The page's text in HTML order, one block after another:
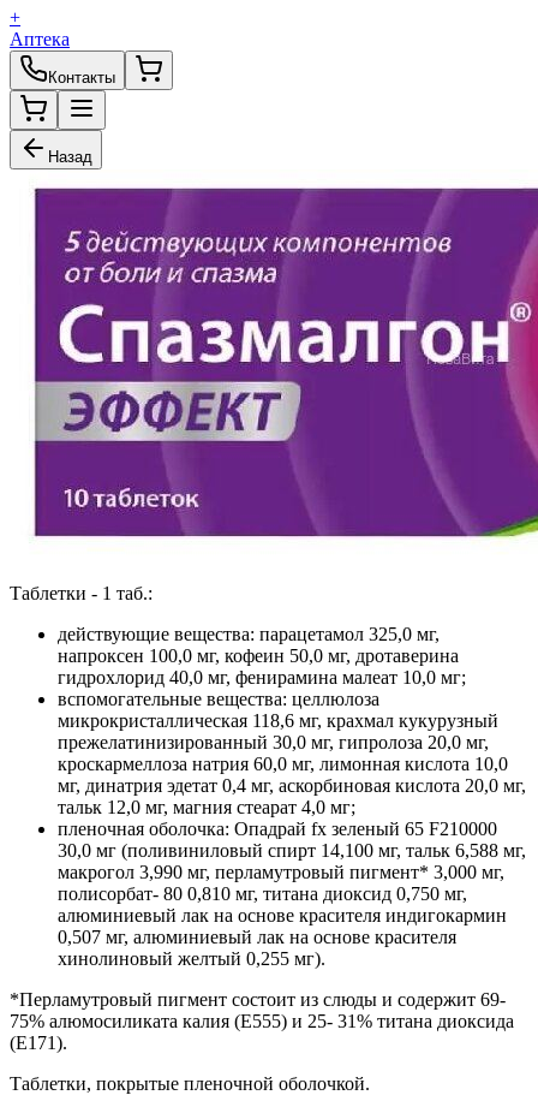
+
Аптека
Контакты
Назад
Таблетки - 1 таб.:
действующие вещества: парацетамол 325,0 мг,
напроксен 100,0 мг, кофеин 50,0 мг, дротаверина
гидрохлорид 40,0 мг, фенирамина малеат 10,0 мг;
вспомогательные вещества: целлюлоза
микрокристаллическая 118,6 мг, крахмал кукурузный
прежелатинизированный 30,0 мг, гипролоза 20,0 мг,
кроскармеллоза натрия 60,0 мг, лимонная кислота 10,0
мг, динатрия эдетат 0,4 мг, аскорбиновая кислота 20,0 мг,
тальк 12,0 мг, магния стеарат 4,0 мг;
пленочная оболочка: Опадрай fx зеленый 65 F210000
30,0 мг (поливиниловый спирт 14,100 мг, тальк 6,588 мг,
макрогол 3,990 мг, перламутровый пигмент* 3,000 мг,
полисорбат- 80 0,810 мг, титана диоксид 0,750 мг,
алюминиевый лак на основе красителя индигокармин
0,507 мг, алюминиевый лак на основе красителя
хинолиновый желтый 0,255 мг).
*Перламутровый пигмент состоит из слюды и содержит 69-
75% алюмосиликата калия (Е555) и 25- 31% титана диоксида
(Е171).
Таблетки, покрытые пленочной оболочкой.